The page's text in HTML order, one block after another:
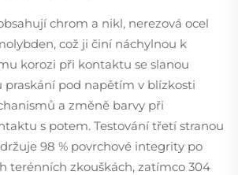
chrom a nikl, nerezová ocel
což ji činí náchylnou k
korozi při kontaktu se slanou
praskání pod napětím v blízkosti
a změně barvy při
s potem. Testování třetí stranou
98 % povrchové integrity po
terénních zkouškách, zatímco 304